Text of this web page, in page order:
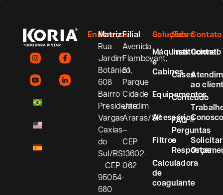
Endereços
Matriz
Rua
Jardim
Botânico,
608
Bairro
Presidente
Vargas
Caxias
do
Sul/RS
– CEP
95054-
680
Filial
Avenida
Flamboyant,
81
Parque
Cidade
Jardim
Araras/SP
–
CEP
13602-
062
Soluções
Máquinas
e
Cabines
Equipamentos
Acessórios
Filtros
Calculadora
de
coagulante
Sobre
Institucional
Cases
Conteúdo
FAQ –
Perguntas
e
Respostas
Contato
Contato
ao
Solicitar